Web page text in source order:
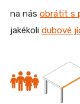
na nás obrátit s
jakékoli dubové